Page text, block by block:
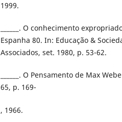
1999.
______. O conhecimento
Espanha 80. In: Educação &
Associados, set. 1980, p. 53-62.
______. O Pensamento de Max
65, p. 169-
, 1966.